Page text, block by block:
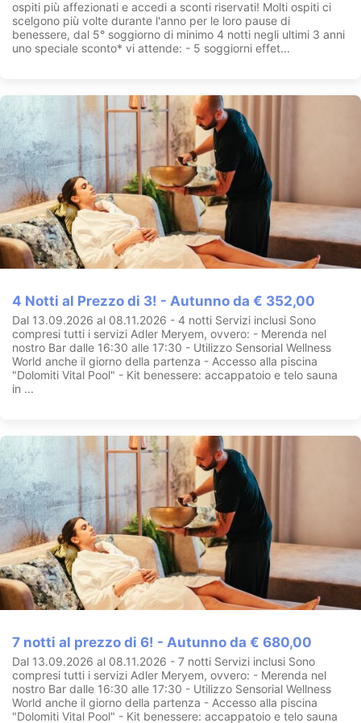
ospiti più affezionati e accedi a sconti riservati! Molti ospiti ci
scelgono più volte durante l'anno per le loro pause di
benessere, dal 5° soggiorno di minimo 4 notti negli ultimi 3 anni
uno speciale sconto* vi attende: - 5 soggiorni effet...
4 Notti al Prezzo di 3! - Autunno da € 352,00
Dal 13.09.2026 al 08.11.2026 - 4 notti Servizi inclusi Sono
compresi tutti i servizi Adler Meryem, ovvero: - Merenda nel
nostro Bar dalle 16:30 alle 17:30 - Utilizzo Sensorial Wellness
World anche il giorno della partenza - Accesso alla piscina
"Dolomiti Vital Pool" - Kit benessere: accappatoio e telo sauna
in ...
7 notti al prezzo di 6! - Autunno da € 680,00
Dal 13.09.2026 al 08.11.2026 - 7 notti Servizi inclusi Sono
compresi tutti i servizi Adler Meryem, ovvero: - Merenda nel
nostro Bar dalle 16:30 alle 17:30 - Utilizzo Sensorial Wellness
World anche il giorno della partenza - Accesso alla piscina
"Dolomiti Vital Pool" - Kit benessere: accappatoio e telo sauna